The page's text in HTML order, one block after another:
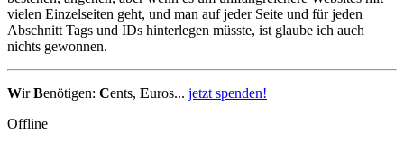
vielen Einzelseiten geht, und man auf jeder Seite und für jeden
Abschnitt Tags und IDs hinterlegen müsste, ist glaube ich auch
nichts gewonnen.
WirBenötigen: Cents, Euros... jetzt spenden!
Offline